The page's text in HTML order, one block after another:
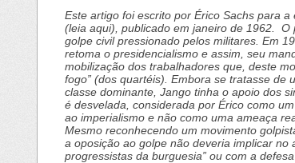
Este artigo foi escrito por Érico Sachs para
(leia aqui), publicado em janeiro de 1962.
golpe civil pressionado pelos militares. Em
retoma o presidencialismo e assim, seu
mobilização dos trabalhadores que, deste
fogo” (dos quartéis). Embora se tratasse de
classe dominante, Jango tinha o apoio dos
é desvelada, considerada por Érico como
ao imperialismo e não como uma ameaça
Mesmo reconhecendo um movimento
a oposição ao golpe não deveria implicar no
progressistas da burguesia” ou com a